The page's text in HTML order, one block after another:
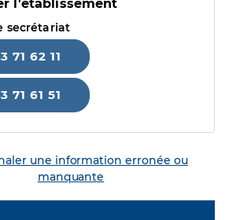
l'établissement
secrétariat
71 62 11
71 61 51
une information erronée ou
manquante